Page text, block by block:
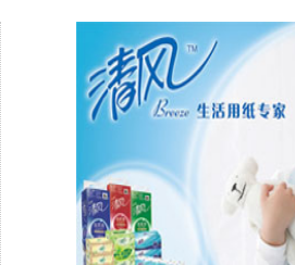
索尼5G旗舰终于发布！屏幕、拍照一流，